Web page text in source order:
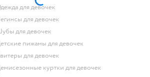
Одежда для девочек
Легинсы для девочек
Шубы для девочек
Детские пижамы для девочек
Свитеры для девочек
Демисезонные куртки для девочек